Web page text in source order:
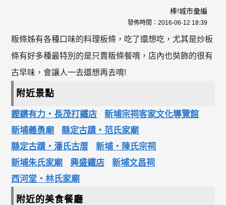
棒!城市彙編
發佈時間： 2016-06-12 18:39
粄條姊有各種口味的料理板條，吃了還想吃，尤其是炒板
條有好多種最特別的是只賣粄條餐唷，店內也奘飾的很有
古早味，會讓人一去還想再去唷!
附近景點
鏗鏘有力‧長茂打鐵店
新埔宗祠客家文化導覽館
新埔義勇廟
縣定古蹟‧范氏家廟
縣定古蹟‧潘氏古厝
新埔‧陳氏宗祠
新埔朱氏家廟
興盛鐵店
新埔文昌祠
西河堂‧林氏家廟
附近的美食餐廳